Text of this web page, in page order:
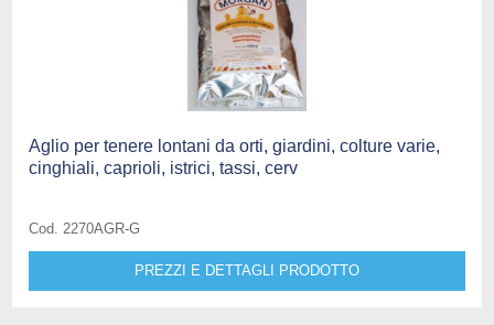
Aglio per tenere lontani da orti, giardini, colture varie,
cinghiali, caprioli, istrici, tassi, cerv
Cod. 2270AGR-G
PREZZI E DETTAGLI PRODOTTO